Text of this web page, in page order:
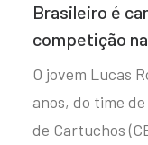
Brasileiro é
competição
O jovem Lucas
anos, do time
de Cartuchos